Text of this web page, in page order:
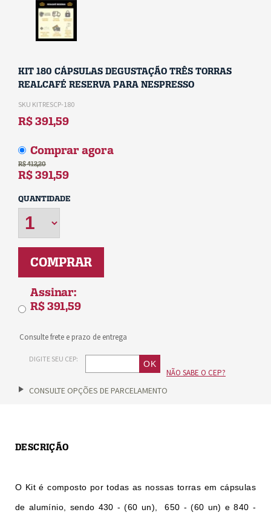
KIT 180 CÁPSULAS DEGUSTAÇÃO TRÊS TORRAS
REALCAFÉ RESERVA PARA NESPRESSO
SKU KITRESCP-180
R$ 391,59
Comprar agora
R$ 412,20
R$ 391,59
QUANTIDADE
COMPRAR
Assinar:
R$ 391,59
Consulte frete e prazo de entrega
DIGITE SEU CEP:
NÃO SABE O CEP?
CONSULTE OPÇÕES DE PARCELAMENTO
DESCRIÇÃO
O Kit é composto por todas as nossas torras em cápsulas
de alumínio, sendo 430 - (60 un), 650 - (60 un) e 840 -